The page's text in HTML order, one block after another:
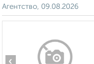
Агентство, 09.08.2026
‹